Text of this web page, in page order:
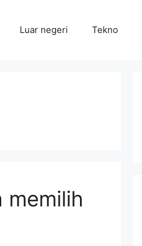
Luar negeri Tekno
memilih